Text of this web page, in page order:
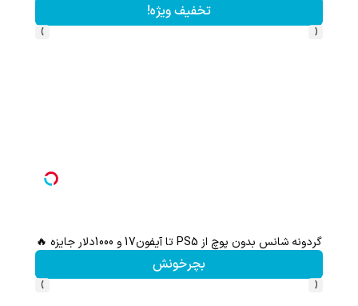
تخفیف ویژه!
‹
›
گردونه شانس بدون پوچ از PS5 تا آیفون17 و 1000دلار جایزه 🔥
بچرخونش
‹
›